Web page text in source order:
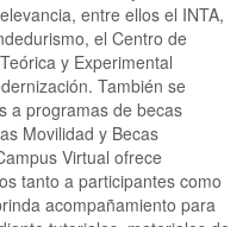
entre ellos el INTA,
el Centro de
y Experimental
También se
a programas de becas
Movilidad y Becas
Virtual ofrece
tanto a participantes como
acompañamiento para